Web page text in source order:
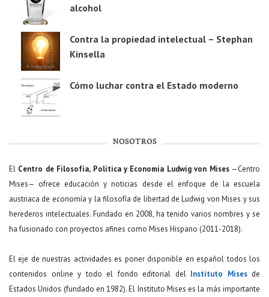
alcohol
Contra la propiedad intelectual – Stephan
Kinsella
Cómo luchar contra el Estado moderno
NOSOTROS
El Centro de Filosofía, Política y Economía Ludwig von Mises—Centro
Mises— ofrece educación y noticias desde el enfoque de la escuela
austriaca de economía y la filosofía de libertad de Ludwig von Mises y sus
herederos intelectuales. Fundado en 2008, ha tenido varios nombres y se
ha fusionado con proyectos afines como Mises Hispano (2011-2018).
El eje de nuestras actividades es poner disponible en español todos los
contenidos online y todo el fondo editorial del Instituto Misesde
Estados Unidos (fundado en 1982). El Instituto Mises es la más importante